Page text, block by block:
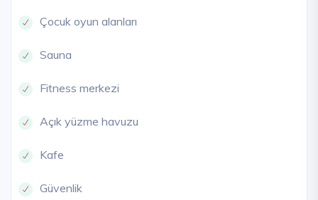
Çocuk oyun alanları
Sauna
Fitness merkezi
Açık yüzme havuzu
Kafe
Güvenlik